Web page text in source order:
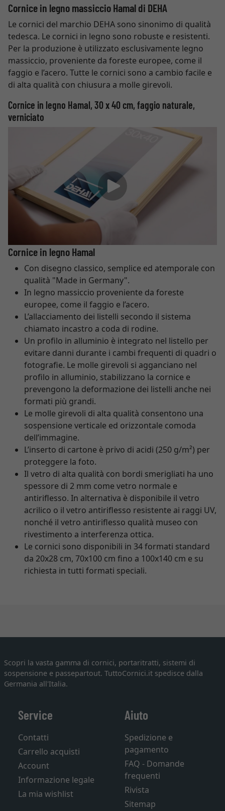
Cornice in legno massiccio Hamal di DEHA
Le cornici del marchio DEHA sono sinonimo di qualità
tedesca. Le cornici in legno sono robuste e resistenti.
Per la produzione è utilizzato esclusivamente legno
massiccio, proveniente da foreste europee, come il
faggio e l’acero. Tutte le cornici sono a cambio facile e
di alta qualità con chiusura a molle girevoli.
Cornice in legno Hamal, 30 x 40 cm, faggio naturale,
verniciato
Cornice in legno Hamal
Con disegno classico, semplice ed atemporale con
qualità "Made in Germany".
In legno massiccio proveniente da foreste
europee, come il faggio e l’acero.
L’allacciamento dei listelli secondo il sistema
chiamato incastro a coda di rodine.
Un profilo in alluminio è integrato nel listello per
evitare danni durante i cambi frequenti di quadri o
fotografie. Le molle girevoli si agganciano nel
profilo in alluminio, stabilizzano la cornice e
prevengono la deformazione dei listelli anche nei
formati più grandi.
Le molle girevoli di alta qualità consentono una
sospensione verticale ed orizzontale comoda
dell’immagine.
L’inserto di cartone è privo di acidi (250 g/m²) per
proteggere la foto.
Il vetro di alta qualità con bordi smerigliati ha uno
spessore di 2 mm come vetro normale e
antiriflesso. In alternativa è disponibile il vetro
acrilico o il vetro antiriflesso resistente ai raggi UV,
nonché il vetro antiriflesso qualità museo con
rivestimento a interferenza ottica.
Le cornici sono disponibili in 34 formati standard
da 20x28 cm, 70x100 cm fino a 100x140 cm e su
richiesta in tutti formati speciali.
Scopri la vasta gamma di cornici, portaritratti, sistemi di
sospensione e passepartout. TuttoCornici.it spedisce dalla
Germania all'Italia.
Service
Contatti
Carrello acquisti
Account
Informazione legale
La mia wishlist
Aiuto
Spedizione e
pagamento
FAQ - Domande
frequenti
Rivista
Sitemap